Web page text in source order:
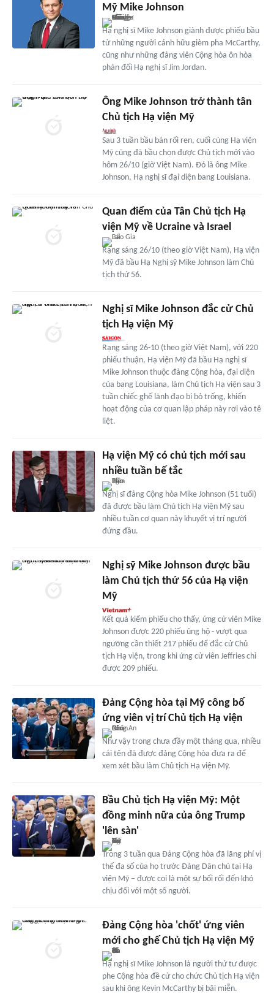
Mỹ Mike Johnson
Hạ nghị sĩ Mike Johnson giành được phiếu bầu
từ những người cánh hữu gièm pha McCarthy,
cũng như những đảng viên Cộng hòa ôn hòa
phản đối Hạ nghị sĩ Jim Jordan.
Ông Mike Johnson trở thành tân
Chủ tịch Hạ viện Mỹ
Sau 3 tuần bầu bán rối ren, cuối cùng Hạ viện
Mỹ cũng đã bầu chọn được Chủ tịch mới vào
hôm 26/10 (giờ Việt Nam). Đó là ông Mike
Johnson, Hạ nghị sĩ đại diện bang Louisiana.
Quan điểm của Tân Chủ tịch Hạ
viện Mỹ về Ucraine và Israel
Rạng sáng 26/10 (theo giờ Việt Nam), Hạ viện
Mỹ đã bầu Hạ Nghị sỹ Mike Johnson làm Chủ
tịch thứ 56.
Nghị sĩ Mike Johnson đắc cử Chủ
tịch Hạ viện Mỹ
Rạng sáng 26-10 (theo giờ Việt Nam), với 220
phiếu thuận, Hạ viện Mỹ đã bầu Hạ nghị sĩ
Mike Johnson thuộc đảng Cộng hòa, đại diện
của bang Louisiana, làm Chủ tịch Hạ viện sau 3
tuần chiếc ghế lãnh đạo bị bỏ trống, khiến
hoạt động của cơ quan lập pháp này rơi vào tê
liệt.
Hạ viện Mỹ có chủ tịch mới sau
nhiều tuần bế tắc
Nghị sĩ đảng Cộng hòa Mike Johnson (51 tuổi)
đã được bầu làm Chủ tịch Hạ viện Mỹ sau
nhiều tuần cơ quan này khuyết vị trí người
đứng đầu.
Nghị sỹ Mike Johnson được bầu
làm Chủ tịch thứ 56 của Hạ viện
Mỹ
Kết quả kiểm phiếu cho thấy, ứng cử viên Mike
Johnson được 220 phiếu ủng hộ - vượt qua
ngưỡng cần thiết 217 phiếu để đắc cử Chủ
tịch Hạ viện, trong khi ứng cử viên Jeffries chỉ
được 209 phiếu.
Đảng Cộng hòa tại Mỹ công bố
ứng viên vị trí Chủ tịch Hạ viện
Như vậy trong chưa đầy một tháng qua, nhiều
cái tên đã được đảng Cộng hòa đưa ra để
xem xét bầu làm Chủ tịch Hạ viện Mỹ.
Bầu Chủ tịch Hạ viện Mỹ: Một
đồng minh nữa của ông Trump
'lên sàn'
Trong 3 tuần qua Đảng Cộng hòa đã lãng phí vị
thế đa số của họ trước Đảng Dân chủ tại Hạ
viện Mỹ – được coi là một sự bối rối đến khó
chịu đối với một số người.
Đảng Cộng hòa 'chốt' ứng viên
mới cho ghế Chủ tịch Hạ viện Mỹ
Hạ nghị sĩ Mike Johnson là người thứ tư được
phe Cộng hòa đề cử cho chức Chủ tịch Hạ viện
sau khi ông Kevin McCarthy bị bãi miễn.